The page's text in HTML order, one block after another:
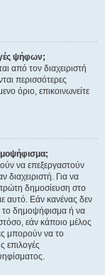
ψήφων;
από τον διαχειριστή
περισσότερες
όριο, επικοινωνείτε
να επεξεργαστούν
Για να
δημοσίευση στο
αυτό. Εάν κανένας δεν
το δημοψήφισμα ή να
εάν κάποιο μέλος
μπορούν να το
επιλογές